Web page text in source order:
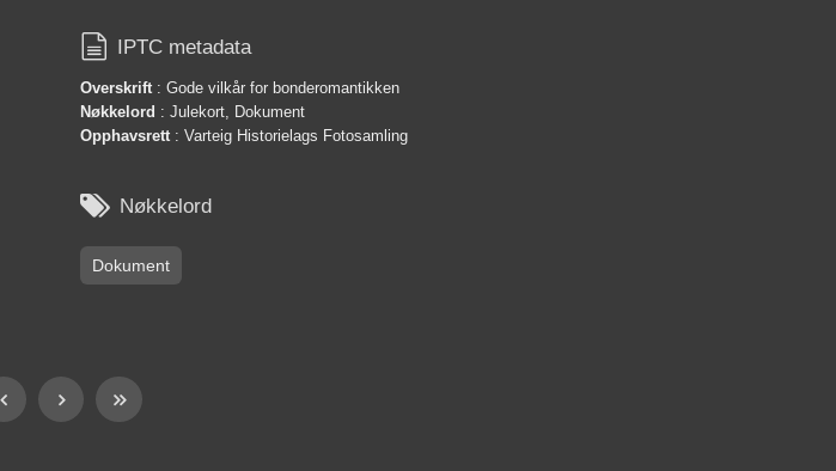
 IPTC metadata
Overskrift: Gode vilkår for bonderomantikken
Nøkkelord : Julekort, Dokument
Opphavsrett: Varteig Historielags Fotosamling
 Nøkkelord
Dokument